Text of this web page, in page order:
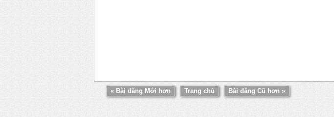
« Bài đăng Mới hơn Trang chủ Bài đăng Cũ hơn »